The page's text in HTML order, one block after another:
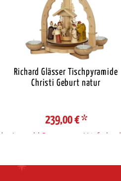
Richard Glässer Tischpyramide
Christi Geburt natur
239,00 €*
Auswahl Steuerzone / Lieferland